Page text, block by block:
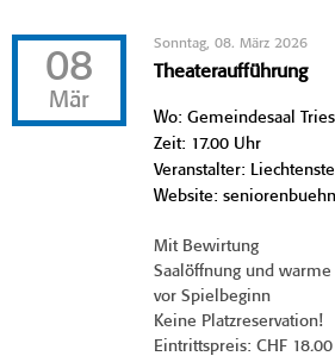
08
Mär
Sonntag, 08. März 2026
Theateraufführung
Wo: Gemeindesaal
Zeit: 17.00 Uhr
Veranstalter:
Website:
Mit Bewirtung
Saalöffnung und
vor Spielbeginn
Keine Platzreservation!
Eintrittspreis: CHF 18.00